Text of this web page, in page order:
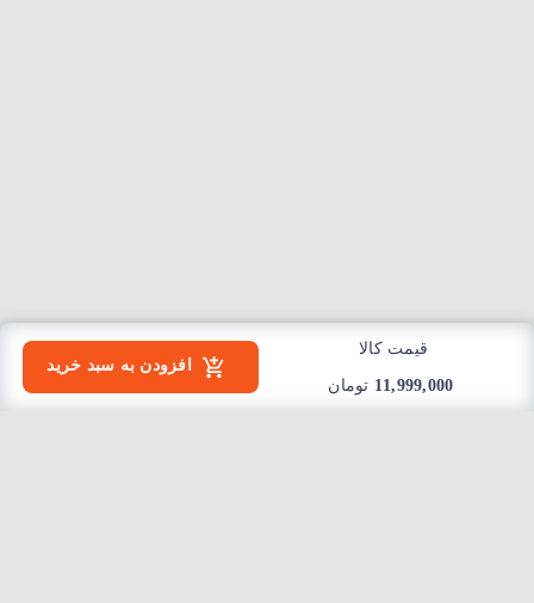
قیمت کالا
تومان
افزودن به سبد خرید